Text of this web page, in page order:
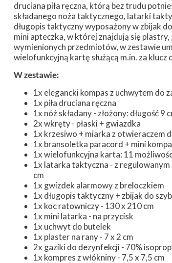
druciana piła ręczna, którą bez trudu
składanego noża taktycznego, latarki
długopis taktyczny wyposażony w zbijak
mini apteczka, w której znajdują się
wymienionych przedmiotów, w zestawie
wielofunkcyjną kartę służącą m.in. za
W zestawie:
1x elegancki kompas z uchwytem do
1x piła druciana ręczna
1x nóż składany - złożony: długość 9
2x wkręty - płaski + gwiazdka
1x krzesiwo + miarka z otwieraczem
1x bransoletka paracord + mini
1x wielofunkcyjna karta: 11
1x latarka taktyczna - z regulowanym
cm
1x gwizdek alarmowy z breloczkiem
1x długopis taktyczny + zbijak do
1x koc ratowniczy - 130 x 210 cm
1x mini latarka - na przycisk
1x uchwyt do butelek
1x plaster na rany - 7 x 2 cm
2x gaziki do dezynfekcji - 70%
1x kompres z włókniny - 7,5 x 7,5 cm